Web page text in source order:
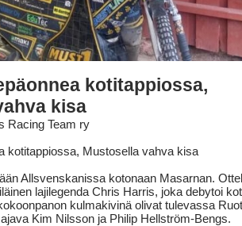
kotitappiossa,
kisa
Racing Team ry
kotitappiossa, Mustosella vahva kisa
Allsvenskanissa kotonaan Masarnan.
lajilegenda Chris Harris, joka debytoi
kulmakivinä olivat tulevassa
Kim Nilsson ja Philip Hellström-Bengs.